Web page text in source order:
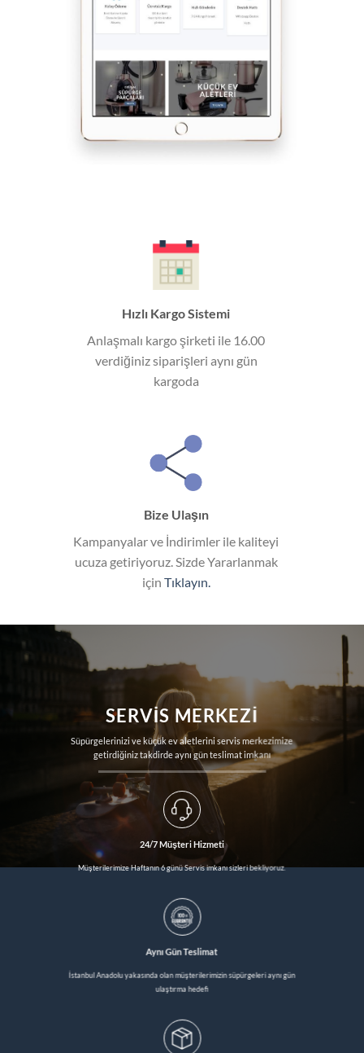
Hızlı Kargo Sistemi
Anlaşmalı kargo şirketi ile 16.00
verdiğiniz siparişleri aynı gün
kargoda
Bize Ulaşın
Kampanyalar ve İndirimler ile kaliteyi
ucuza getiriyoruz. Sizde Yararlanmak
için Tıklayın.
SERVIS MERKEZI
Süpürgelerinizi ve küçük ev aletlerini servis merkezimize
getirdiğiniz takdirde aynı gün teslimat imkanı
24/7 Müşteri Hizmeti
Müşterilerimize Haftanın 6 günü Servis imkanı sizleri bekliyoruz.
Aynı Gün Teslimat
İstanbul Anadolu yakasında olan müşterilerimizin süpürgeleri aynı gün
ulaştırma hedefi